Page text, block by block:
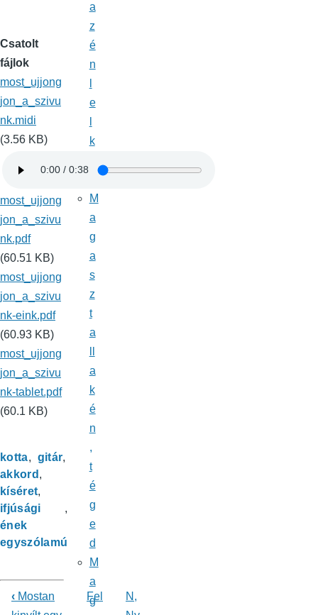
Csatolt
fájlok
most_ujjong
jon_a_szivu
nk.midi
(3.56 KB)
most_ujjong
jon_a_szivu
nk.pdf
(60.51 KB)
most_ujjong
jon_a_szivu
nk-eink.pdf
(60.93 KB)
most_ujjong
jon_a_szivu
nk-tablet.pdf
(60.1 KB)
kotta
gitár
akkord
kíséret
ifjúsági
ének
egyszólamú
‹ Mostan
Fel
N,
a
z
é
n
e
k
M
a
g
a
s
z
t
a
a
k
é
n
,
t
é
g
e
d
M
a
g